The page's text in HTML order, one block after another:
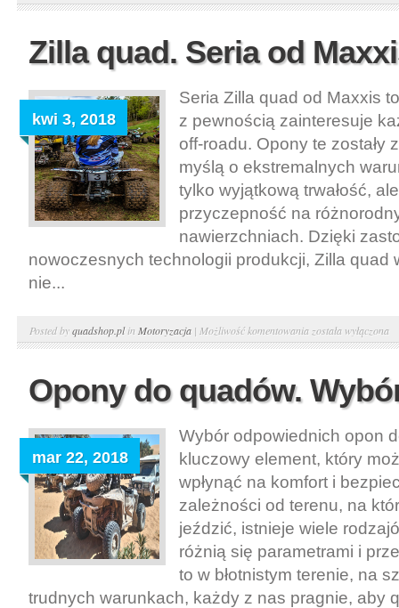
wyposażenie
goldspeed
Zilla quad. Seria od
kwi 3, 2018
Seria Zilla quad od Maxxis
z pewnością zainteresuje
off-roadu. Opony te zostały
myślą o ekstremalnych
tylko wyjątkową trwałość,
przyczepność na
nawierzchniach. Dzięki
nowoczesnych technologii produkcji, Zilla quad
nie...
Posted byquadshop.plin Motoryzacja | Możliwość komentowania Zilla
quad.
od
została wyłączona
Opony do quadów.
mar 22, 2018
Wybór odpowiednich opon
kluczowy element, który
wpłynąć na komfort i
zależności od terenu, na
jeździć, istnieje wiele
różnią się parametrami i
to w błotnistym terenie, na
trudnych warunkach, każdy z nas pragnie, aby